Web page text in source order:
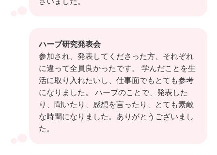
ハーブ研究発表会
参加され、発表してくださった方、それぞれ
に違って全員良かったです。 学んだことを生
活に取り入れたいし、仕事面でもとても参考
になりました。 ハーブのことで、発表した
り、聞いたり、感想を言ったり、とても素敵
な時間になりました。ありがとうございまし
た。